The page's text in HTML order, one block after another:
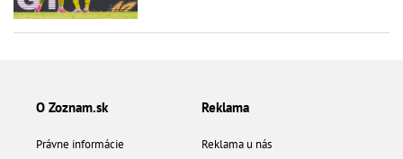
O Zoznam.sk
Právne informácie
Reklama
Reklama u nás